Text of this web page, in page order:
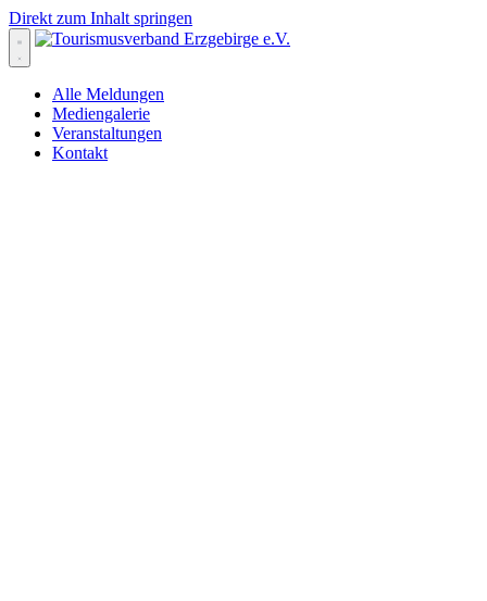
Direkt zum Inhalt springen
Alle Meldungen
Mediengalerie
Veranstaltungen
Kontakt